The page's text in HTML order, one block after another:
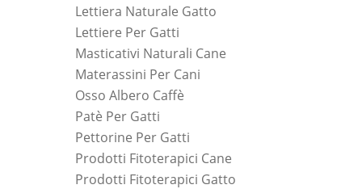
Lettiera Naturale Gatto
Lettiere Per Gatti
Masticativi Naturali Cane
Materassini Per Cani
Osso Albero Caffè
Patè Per Gatti
Pettorine Per Gatti
Prodotti Fitoterapici Cane
Prodotti Fitoterapici Gatto